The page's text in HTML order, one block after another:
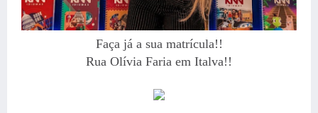
Faça já a sua matrícula!!
Rua Olívia Faria em Italva!!